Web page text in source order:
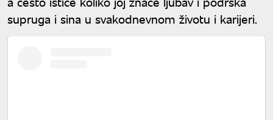
supruga i sina u svakodnevnom životu i karijeri.